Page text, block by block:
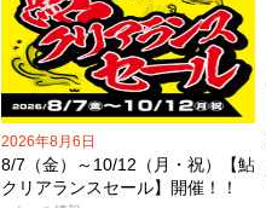
2026年8月6日
8/7（金）～10/12（月・祝）【鮎
クリアランスセール】開催！！